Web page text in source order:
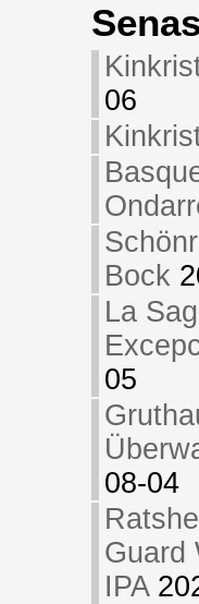
06
Bock
La
05
08-04
Guard
IPA